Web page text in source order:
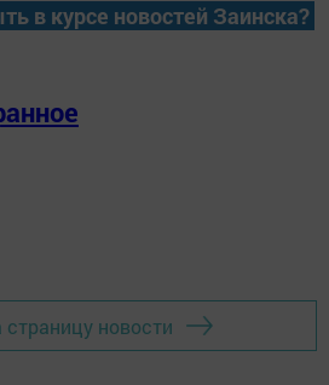
в курсе новостей Заинска?
страницу новости